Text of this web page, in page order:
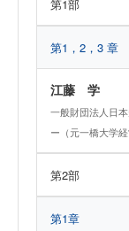
第1部
第1，2，3 章
江藤 学
一般財団法人日
ー（元一橋大学
第2部
第1章